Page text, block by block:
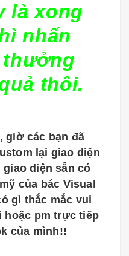
là xong
nhấn
thưởng
thôi.
giờ các bạn đã
lại giao diện
diện sẵn có
của bác Visual
gì thắc mắc vui
hoặc pm trực tiếp
của mình!!